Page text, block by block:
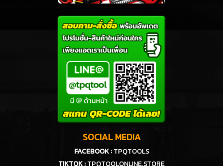
SOCIAL MEDIA
FACEBOOK : TPQTOOLS